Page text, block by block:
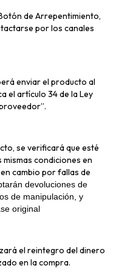
de Arrepentimiento,
por los canales
enviar el producto al
el artículo 34 de la Ley
se verificará que esté
mismas condiciones en
cambio por fallas de
devoluciones de
de manipulación, y
original
el reintegro del dinero
en la compra.